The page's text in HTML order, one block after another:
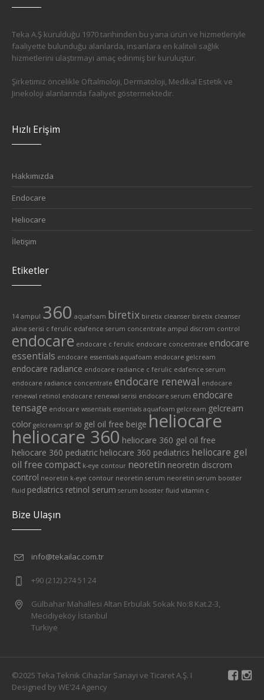
Teka A.Ş kurulduğu 1970 tarihinden bu yana ürün ve hizmetleriyle
faaliyette bulunduğu alanlarda, insanlara en kaliteli sağlık
hizmetlerini ulaştırmayı amaç edinmiş bir kuruluştur.
Şirketimiz öncelikle Oftalmoloji, Dermatoloji, Medikal Estetik ve
Jinekoloji alanlarında faaliyet göstermektedir.
Hızlı Erişim
Hakkımızda
Endocare
Heliocare
İletişim
Etiketler
14 ampul 360 aquafoam biretix biretix cleanser biretix cleanser
akne serisi c ferulic edafence serum concentrate ampul discrom control
endocare endocare c ferulic endocare concentrate endocare
essentials endocare essentials aquafoam endocare gelcream
endocare radiance endocare radiance c ferulic edafence serum
endocare radiance concentrate endocare renewal endocare
renewal retinol endocare renewal serisi endocare serum endocare
tensage endocare wssentials essentials aquafoam gelcream gelcream
color gelcream spf 50 gel oil free beige heliocare
heliocare 360 heliocare 360 gel oil free
heliocare 360 pediatric heliocare 360 pediatrics heliocare gel
oil free compact k-eye contour neoretin neoretin discrom
control neoretin k-eye contour neoretin serum neoretin serum booster
fluid pediatrics retinol serum serum booster fluid vitamin c
Bize Ulaşın
info@tekailac.com.tr
+90 (212) 274 51 24
Gülbahar Mahallesi Altan Erbulak Sokak No:8 Kat.2-3,
Mecidiyeköy İstanbul
Türkiye
©2025 Teka Teknik Cihazlar Sanayi ve Ticaret A.Ş. I
Designed by WE'24 Agency